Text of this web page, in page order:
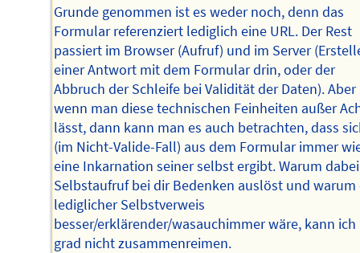
Grunde genommen ist es weder noch, denn das
Formular referenziert lediglich eine URL. Der Rest
passiert im Browser (Aufruf) und im Server
einer Antwort mit dem Formular drin, oder der
Abbruch der Schleife bei Validität der Daten). Aber
wenn man diese technischen Feinheiten außer
lässt, dann kann man es auch betrachten, dass
(im Nicht-Valide-Fall) aus dem Formular immer
eine Inkarnation seiner selbst ergibt. Warum
Selbstaufruf bei dir Bedenken auslöst und warum
lediglicher Selbstverweis
besser/erklärender/wasauchimmer wäre, kann ich
grad nicht zusammenreimen.